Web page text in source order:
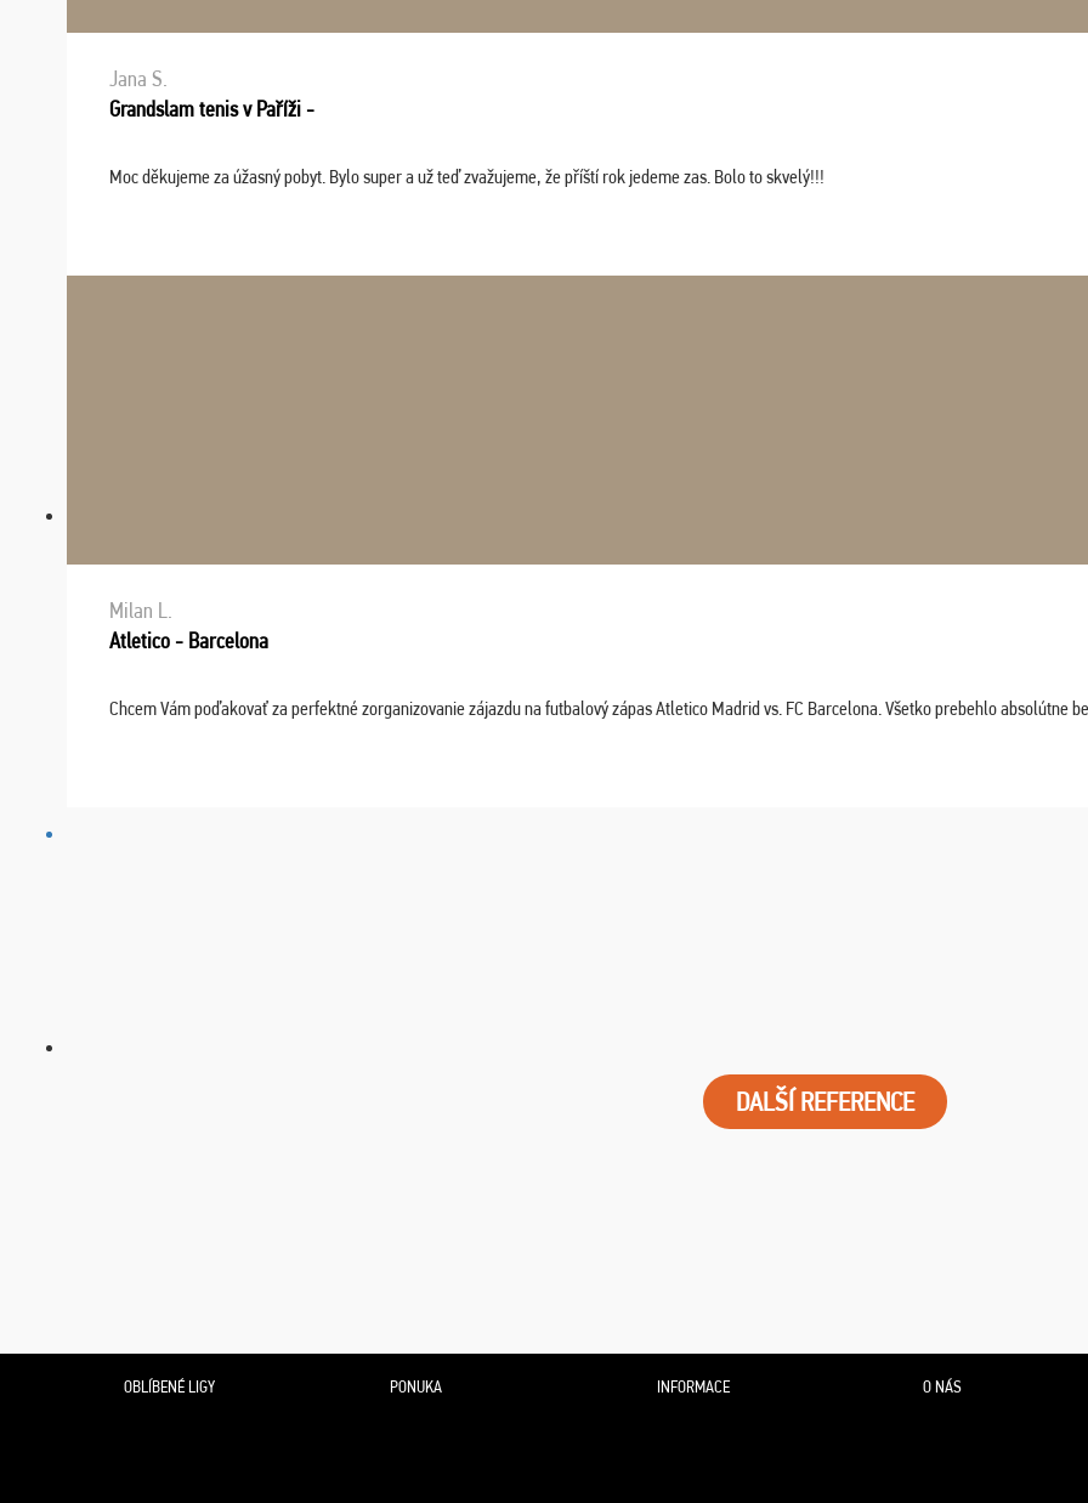
Jana S.
Grandslam tenis v Paříži -
Moc děkujeme za úžasný pobyt. Bylo super a už teď zvažujeme, že příští rok jedeme zas. Bolo to skvelý!!!
Milan L.
Atletico - Barcelona
Chcem Vám poďakovať za perfektné zorganizovanie zájazdu na futbalový zápas Atletico Madrid vs. FC Barcelona. Všetko prebehlo absolútne
DALŠÍ REFERENCE
OBLÍBENÉ LIGY PONUKA INFORMACE O NÁS